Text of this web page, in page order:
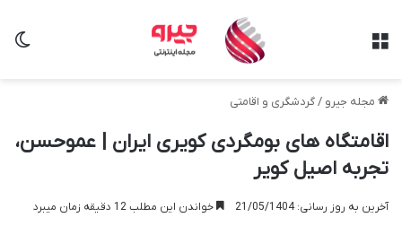
مجله جیرو /گردشگری و اقامتی
اقامتگاه های بومگردی کویری ایران | عموحسن،
تجربه اصیل کویر
آخرین به روز رسانی: 21/05/1404 خواندن این مطلب 12 دقیقه زمان میبرد